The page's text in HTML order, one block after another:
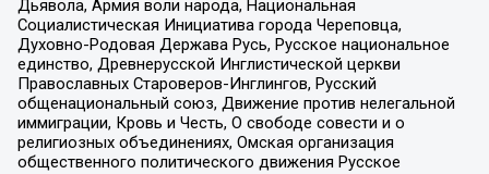
Дьявола, Армия воли народа, Национальная
Социалистическая Инициатива города Череповца,
Духовно-Родовая Держава Русь, Русское национальное
единство, Древнерусской Инглистической церкви
Православных Староверов-Инглингов, Русский
общенациональный союз, Движение против нелегальной
иммиграции, Кровь и Честь, О свободе совести и о
религиозных объединениях, Омская организация
общественного политического движения Русское